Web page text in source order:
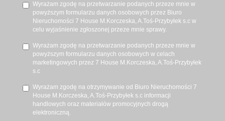
Wyrażam zgodę na przetwarzanie podanych przeze mnie w
powyższym formularzu danych osobowych przez Biuro
Nieruchomości 7 House M.Korczeska, A.Toś-Przybyłek s.c w
celu wyjaśnienie zgłoszonej przeze mnie sprawy.
Wyrażam zgodę na przetwarzanie podanych przeze mnie w
powyższym formularzu danych osobowych w celach
marketingowych przez 7 House M.Korczeska, A.Toś-Przybyłek
s.c
Wyrażam zgodę na otrzymywanie od Biuro Nieruchomości 7
House M.Korczeska, A.Toś-Przybyłek s.c informacji
handlowych oraz materiałów promocyjnych drogą
elektroniczną.